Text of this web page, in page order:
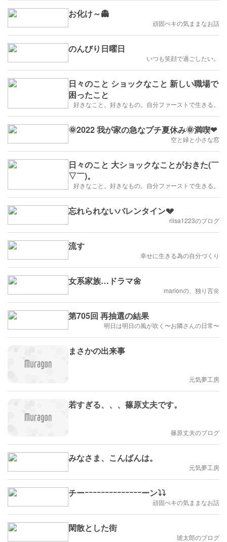
お化け～👻
頑固ぺキの気ままなお話
のんびり日曜日
いつも笑顔で過ごしたい。
日々のこと ショックなこと 新しい職場で
困ったこと
好きなこと。好きなもの。自分ファーストで生きる。
🌞2022 我が家の急なプチ夏休み🌞満喫❤
空と緑と小さな窓
日々のこと 大ショックなことがおきた(￣
▽￣)。
好きなこと。好きなもの。自分ファーストで生きる。
忘れられないバレンタイン💔
riisa1223のブログ
流す
幸せに生きる為の自分づくり
女系家族…ドラマ🌼
marionの、独り言🌼
第705回 再抽選の結果
明日は明日の風が吹く〜お隣さんの日常〜
まさかの出来事
元気夢工房
若すぎる、、、篠原丈夫です。
篠原丈夫のブログ
みなさま、こんばんは。
元気夢工房
チーｰｰｰｰｰｰｰｰｰｰｰｰｰｰーン⤵⤵
頑固ぺキの気ままなお話
閑散とした街
琥太郎のブログ